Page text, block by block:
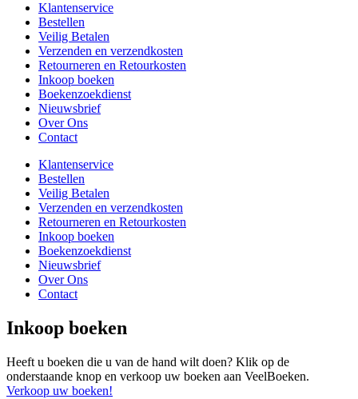
Klantenservice
Bestellen
Veilig Betalen
Verzenden en verzendkosten
Retourneren en Retourkosten
Inkoop boeken
Boekenzoekdienst
Nieuwsbrief
Over Ons
Contact
Klantenservice
Bestellen
Veilig Betalen
Verzenden en verzendkosten
Retourneren en Retourkosten
Inkoop boeken
Boekenzoekdienst
Nieuwsbrief
Over Ons
Contact
Inkoop boeken
Heeft u boeken die u van de hand wilt doen? Klik op de
onderstaande knop en verkoop uw boeken aan VeelBoeken.
Verkoop uw boeken!